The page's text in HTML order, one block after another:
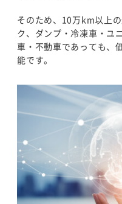
そのため、10万km以上
ク、ダンプ・冷凍車・ユ
車・不動車であっても、
能です。